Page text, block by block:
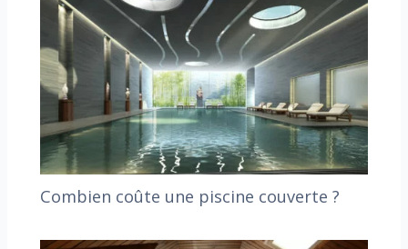
Combien coûte une piscine couverte ?